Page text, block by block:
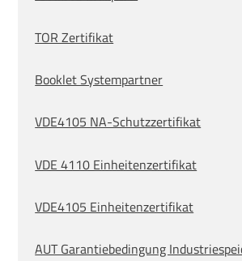
TOR Zertifikat
Booklet Systempartner
VDE4105 NA-Schutzzertifikat
VDE 4110 Einheitenzertifikat
VDE4105 Einheitenzertifikat
AUT Garantiebedingung